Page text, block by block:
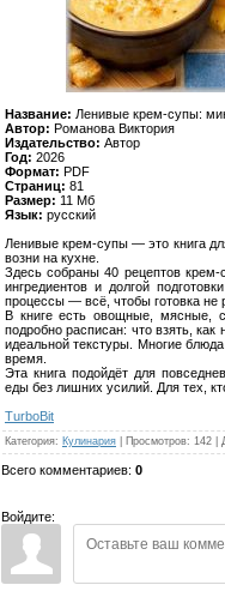
Название: Ленивые крем-супы:
Автор: Романова Виктория
Издательство: Автор
Год: 2026
Формат: PDF
Страниц: 81
Размер: 11 Мб
Язык: русский
Ленивые крем-супы — это книга
возни на кухне.
Здесь собраны 40 рецептов крем-
ингредиентов и долгой
процессы — всё, чтобы готовка не
В книге есть овощные, мясные,
подробно расписан: что взять, как
идеальной текстуры. Многие
время.
Эта книга подойдёт для
еды без лишних усилий. Для тех,
TurbоBit
Категория: Кулинария Просмотров: 142
Всего комментариев: 0
Войдите: